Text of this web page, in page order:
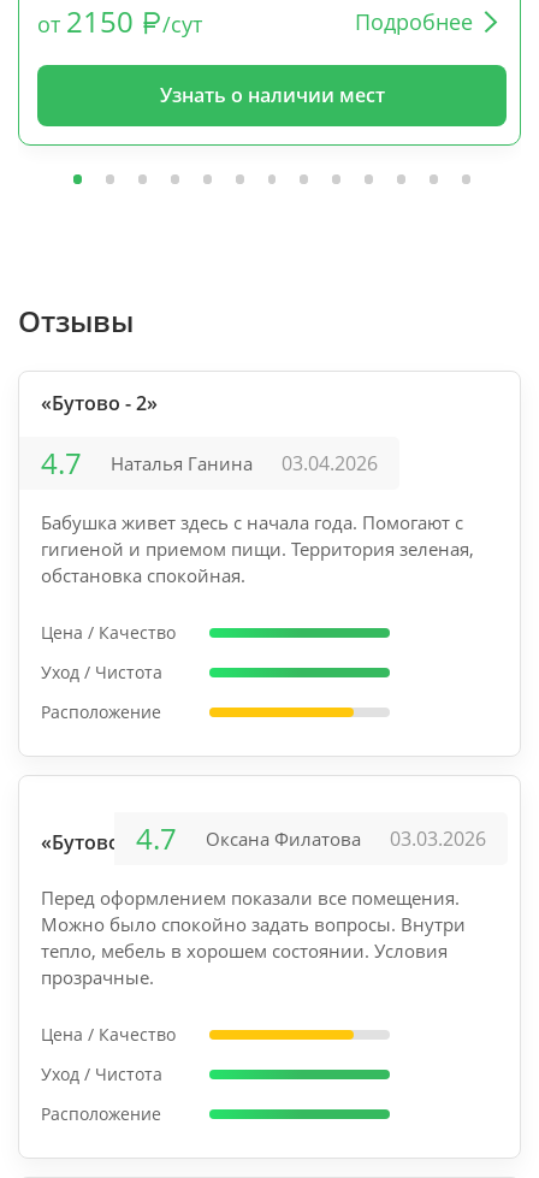
от 2150 /сут Подробнее
Узнать о наличии мест
Отзывы
«Бутово - 2»
4.7 Наталья Ганина 03.04.2026
Бабушка живет здесь с начала года. Помогают с
гигиеной и приемом пищи. Территория зеленая,
обстановка спокойная.
Цена / Качество
Уход / Чистота
Расположение
«Бутово» 4.7 Оксана Филатова 03.03.2026
Перед оформлением показали все помещения.
Можно было спокойно задать вопросы. Внутри
тепло, мебель в хорошем состоянии. Условия
прозрачные.
Цена / Качество
Уход / Чистота
Расположение